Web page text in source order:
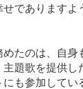
であります
たのは、自身
題歌を提供
も参加してい